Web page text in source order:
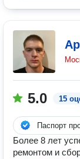
5.0 15
Паспорт
Более 8 лет
ремонтом и